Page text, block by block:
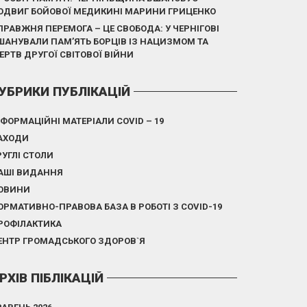
БОЙОВОЇ МЕДИКИНІ МАРИНИ ГРИЦЕНКО
ПЕРЕМОГА – ЦЕ СВОБОДА: У ЧЕРНІГОВІ
ПАМ’ЯТЬ БОРЦІВ ІЗ НАЦИЗМОМ ТА
ДРУГОЇ СВІТОВОЇ ВІЙНИ
ПУБЛІКАЦІЙ
МАТЕРІАЛИ COVID – 19
СТОЛИ
ВИДАННЯ
ПРАВОВА БАЗА В РОБОТІ З COVID-19
ГРОМАДСЬКОГО ЗДОРОВ`Я
ПІБЛІКАЦІЙ